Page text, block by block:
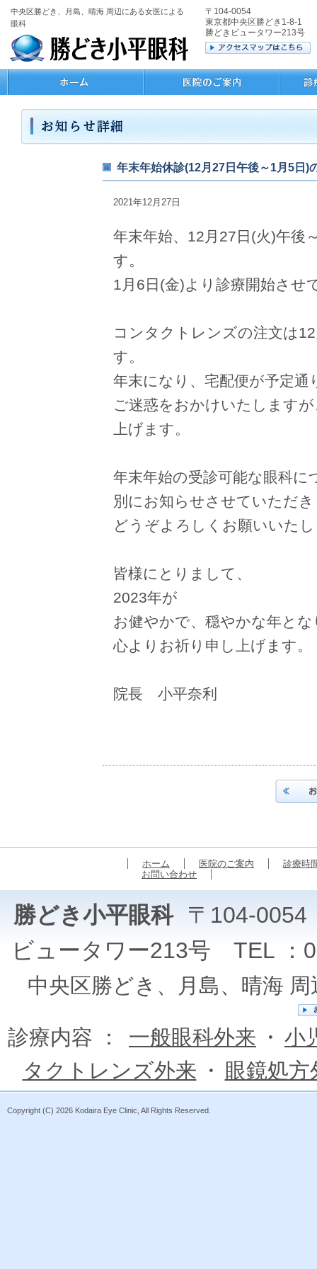
中央区勝どき、月島、晴海 周辺にある女医による
眼科
〒104-0054
東京都中央区勝どき1-8-1
勝どきビュータワー213号
年末年始休診(12月27日午後～1月5日)
2021年12月27日
年末年始、12月27日(火)午後
す。
1月6日(金)より診療開始させ
コンタクトレンズの注文は
す。
年末になり、宅配便が予定
ご迷惑をおかけいたします
上げます。
年末年始の受診可能な眼科に
別にお知らせさせていただ
どうぞよろしくお願いいた
皆様にとりまして、
2023年が
お健やかで、穏やかな年と
心よりお祈り申し上げます。
院長 小平奈利
ホーム 医院のご案内
診療時
お問い合わせ
勝どき小平眼科
〒104-
ビュータワー213号 TEL ：
中央区勝どき、月島、晴海
診療内容 ： 一般眼科外来 ・ 小
タクトレンズ外来 ・ 眼鏡処方
Copyright (C) 2026 Kodaira Eye Clinic, All Rights Reserved.